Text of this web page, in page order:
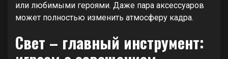
или любимыми героями. Даже пара аксессуаров
может полностью изменить атмосферу кадра.
Свет – главный инструмент: